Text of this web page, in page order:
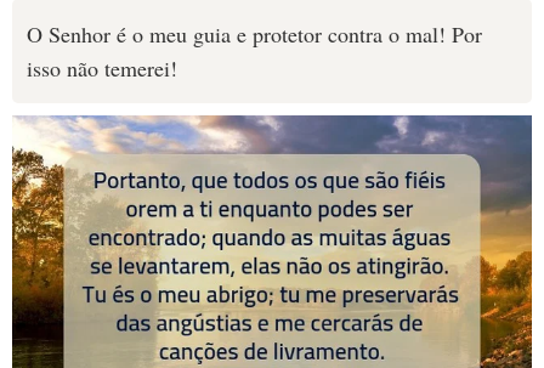
O Senhor é o meu guia e protetor contra o mal! Por
isso não temerei!